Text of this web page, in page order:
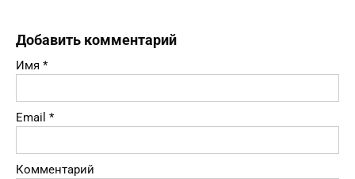
Добавить комментарий
Имя *
Email *
Комментарий